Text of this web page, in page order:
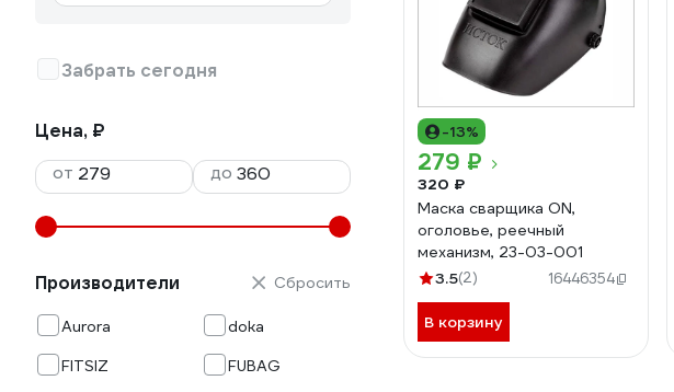
Забрать сегодня
Цена, ₽
от
до
Производители
Aurora
doka
FITSIZ
FUBAG
Сбросить
-13%
279 ₽
320 ₽
Маска сварщика ON,
оголовье, реечный
механизм, 23-03-001
3.5(2) 16446354
В корзину